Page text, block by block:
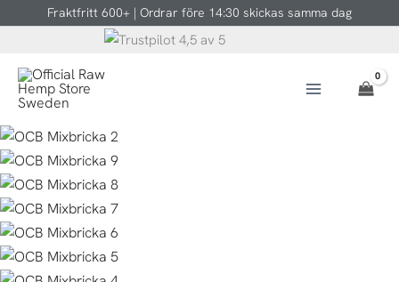
Fraktfritt 600+ | Ordrar före 14:30 skickas samma dag